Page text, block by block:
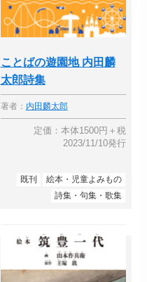
ことばの遊園地 内田麟
太郎詩集
著者： 内田麟太郎
定価：本体1500円＋税
2023/11/10発行
既刊
絵本・児童よみもの
詩集・句集・歌集